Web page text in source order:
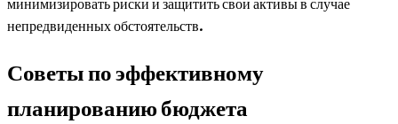
непредвиденных обстоятельств.
Советы по эффективному
планированию бюджета